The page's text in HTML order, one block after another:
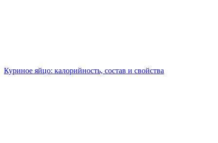
Куриное яйцо: калорийность, состав и свойства